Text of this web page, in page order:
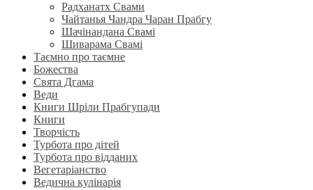
Радханатх Свами
Чайтанья Чандра Чаран Прабгу
Шачінандана Свамі
Шиварама Свамі
Таємно про таємне
Божества
Свята Дгама
Веди
Книги Шріли Прабгупади
Книги
Творчість
Турбота про дітей
Турбота про відданих
Вегетаріанство
Ведична кулінарія